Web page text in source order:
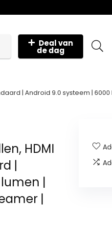
Deal van
de dag
| Android 9.0 systeem |
HDMI
|
|
|